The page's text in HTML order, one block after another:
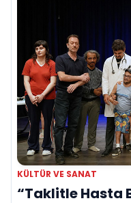
KÜLTÜR VE SANAT
“Taklitle Hasta